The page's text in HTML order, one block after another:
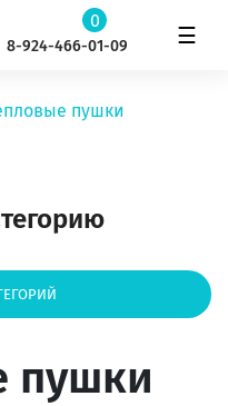
0
8-924-466-01-09 ☰
пушки
пушки